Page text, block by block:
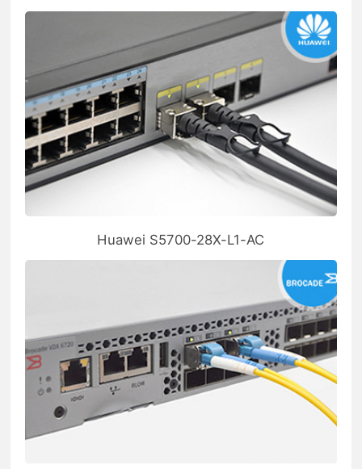
Huawei S5700-28X-L1-AC